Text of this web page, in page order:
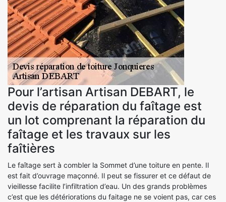
Pour l’artisan Artisan DEBART, le
devis de réparation du faîtage est
un lot comprenant la réparation du
faîtage et les travaux sur les
faîtières
Le faîtage sert à combler la Sommet d’une toiture en pente. Il
est fait d’ouvrage maçonné. Il peut se fissurer et ce défaut de
vieillesse facilite l’infiltration d’eau. Un des grands problèmes
c’est que les détériorations du faitage ne se voient pas, car ces